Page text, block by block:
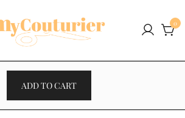
0
ADD TO CART